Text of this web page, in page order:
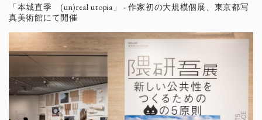
「本城直季 (un)real utopia」 - 作家初の大規模個展、東京都写
真美術館にて開催